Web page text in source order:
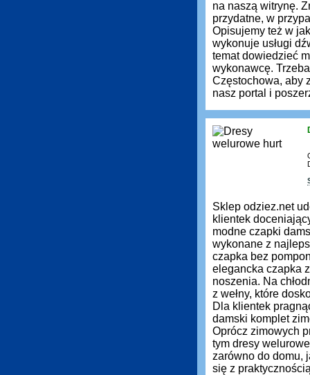
na naszą witrynę.
przydatne, w
Opisujemy też w
wykonuje usługi
temat dowiedzieć
wykonawcę.
Częstochowa, aby
nasz portal i
Sklep odziez.net
klientek
modne czapki
wykonane z
czapka bez
elegancka czapka
noszenia. Na
z wełny, które
Dla klientek
damski komplet
Oprócz zimowych
tym dresy
zarówno do domu,
się z